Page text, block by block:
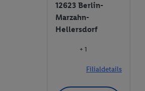
12623 Berlin-
Marzahn-
Hellersdorf
+ 1
Filialdetails